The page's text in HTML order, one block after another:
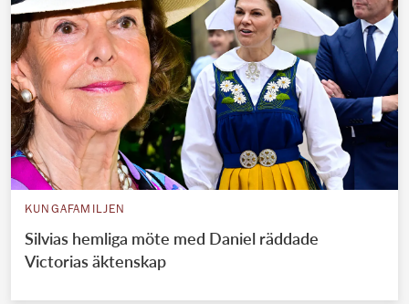
KUNGAFAMILJEN
Silvias hemliga möte med Daniel räddade
Victorias äktenskap